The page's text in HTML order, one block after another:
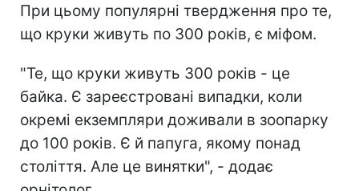
При цьому популярні твердження про те,
що круки живуть по 300 років, є міфом.
"Те, що круки живуть 300 років - це
байка. Є зареєстровані випадки, коли
окремі екземпляри доживали в зоопарку
до 100 років. Є й папуга, якому понад
століття. Але це винятки", - додає